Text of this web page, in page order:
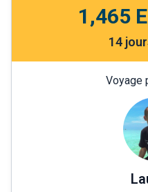
1,465
14
Voyage